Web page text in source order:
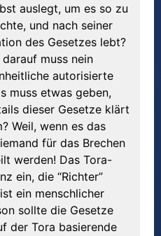
auslegt, um es so zu
und nach seiner
des Gesetzes lebt?
muss nein
autorisierte
muss etwas geben,
dieser Gesetze klärt
Weil, wenn es das
für das Brechen
werden! Das Tora-
ein, die “Richter”
ein menschlicher
sollte die Gesetze
der Tora basierende